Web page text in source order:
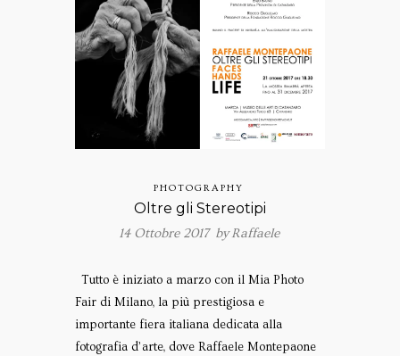
PHOTOGRAPHY
Oltre gli Stereotipi
14 Ottobre 2017 byRaffaele
Tutto è iniziato a marzo con il Mia Photo
Fair di Milano, la più prestigiosa e
importante fiera italiana dedicata alla
fotografia d’arte, dove Raffaele Montepaone